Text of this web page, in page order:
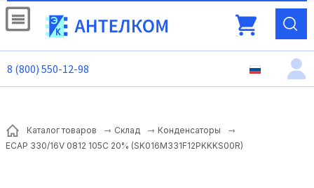
8 (800) 550-12-98
Каталог товаров Склад
Конденсаторы
ECAP 330/16V 0812 105C 20% (SK016M331F12PKKKS00R)